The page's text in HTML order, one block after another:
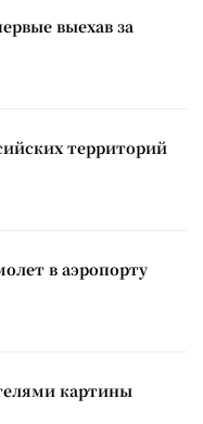
выехав за
территорий
в аэропорту
картины